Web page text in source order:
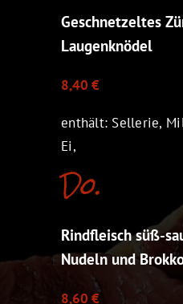
Geschnetzeltes
Laugenknödel
8,40 €
enthält: Sellerie,
Ei,
Do.
Rindfleisch süß-
Nudeln und
8,60 €